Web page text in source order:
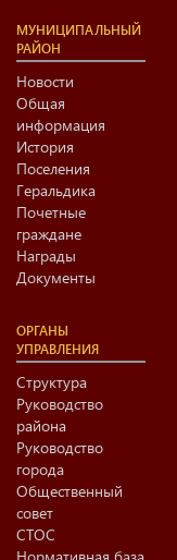
МУНИЦИПАЛЬНЫЙ
РАЙОН
Новости
Общая
информация
История
Поселения
Геральдика
Почетные
граждане
Награды
Документы
ОРГАНЫ
УПРАВЛЕНИЯ
Структура
Руководство
района
Руководство
города
Общественный
совет
СТОС